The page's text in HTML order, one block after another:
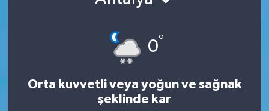
0°
Orta kuvvetli veya yoğun ve sağnak
şeklinde kar
Tokat Haberleri